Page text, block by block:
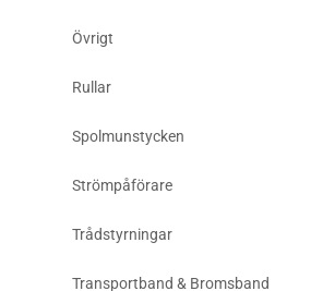
Övrigt
Rullar
Spolmunstycken
Strömpåförare
Trådstyrningar
Transportband & Bromsband